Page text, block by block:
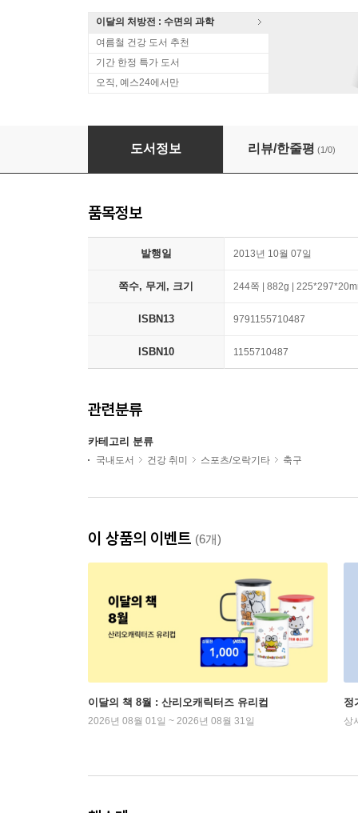
이달의 처방전 : 수면의 과학
여름철 건강 도서 추천
기간 한정 특가 도서
오직, 예스24에서만
The Champion 2013-2014 유럽축구 가이드북
도서정보 리뷰/한줄평 (1/0)
품목정보
발행일 2013년 10월 07일
쪽수, 무게, 크기 244쪽 | 882g |
ISBN13 9791155710487
ISBN10 1155710487
관련분류
카테고리 분류
국내도서 건강 취미 스포츠/오락기타 축구
이 상품의 이벤트 (6개)
이달의 책 8월 : 산리오캐릭터즈 유리컵
2026년 08월 01일 ~ 2026년 08월 31일
정
상